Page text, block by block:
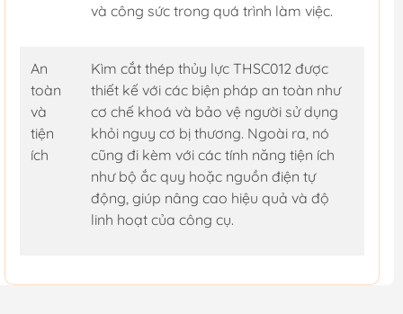
và công sức trong quá trình làm việc.
An
toàn
và
tiện
ích
Kìm cắt thép thủy lực THSC012 được
thiết kế với các biện pháp an toàn như
cơ chế khoá và bảo vệ người sử dụng
khỏi nguy cơ bị thương. Ngoài ra, nó
cũng đi kèm với các tính năng tiện ích
như bộ ắc quy hoặc nguồn điện tự
động, giúp nâng cao hiệu quả và độ
linh hoạt của công cụ.